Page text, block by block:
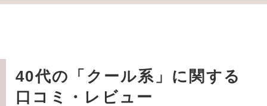
40代の「クール系」に関する
口コミ・レビュー